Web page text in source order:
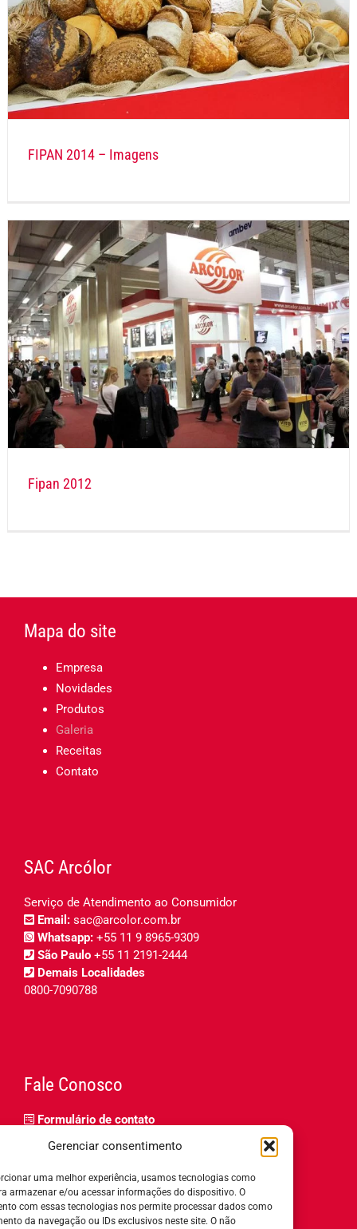
Gerenciar consentimento
uma melhor experiência, usamos tecnologias como
armazenar e/ou acessar informações do dispositivo. O
com essas tecnologias nos permite processar dados como
da navegação ou IDs exclusivos neste site. O não
FIPAN 2014 – Imagens
Fipan 2012
Mapa do site
Empresa
Novidades
Produtos
Galeria
Receitas
Contato
SAC Arcólor
Serviço de Atendimento ao Consumidor
Email: sac@arcolor.com.br
Whatsapp: +55 11 9 8965-9309
São Paulo +55 11 2191-2444
Demais Localidades
0800-7090788
Fale Conosco
Formulário de contato